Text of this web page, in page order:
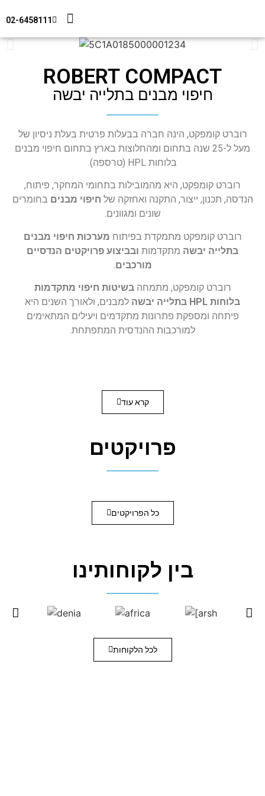
02-6458111
ROBERT COMPACT
חיפוי מבנים בתלייה יבשה
רוברט קומפקט, הינה חברה בבעלות פרטית בעלת ניסיון של
מעל ל-25 שנה בתחום ומהחלוצות בארץ בתחום חיפוי מבנים
בלוחות HPL (טרספה).
רוברט קומפקט, היא מהמובילות בתחומי המחקר, פיתוח,
הנדסה, תכנון, ייצור, התקנה ואחזקה של חיפוי מבנים בחומרים
שונים ומגוונים.
רוברט קומפקט מתמקדת בפיתוח מערכות חיפוי מבנים
בתלייה יבשה מתקדמות ובביצוע פרויקטים הנדסיים
מורכבים
רוברט קומפקט, מתמחהבשיטות חיפוי מתקדמות
בלוחות HPL בתלייה יבשה למבנים, ולאורך השנים היא
פיתחה ומספקת פתרונות מתקדמים ויעילים המתאימים
למורכבות ההנדסית המתפתחת.
קרא עוד
פרויקטים
כל הפרויקטים
בין לקוחותינו
לכל הלקוחות